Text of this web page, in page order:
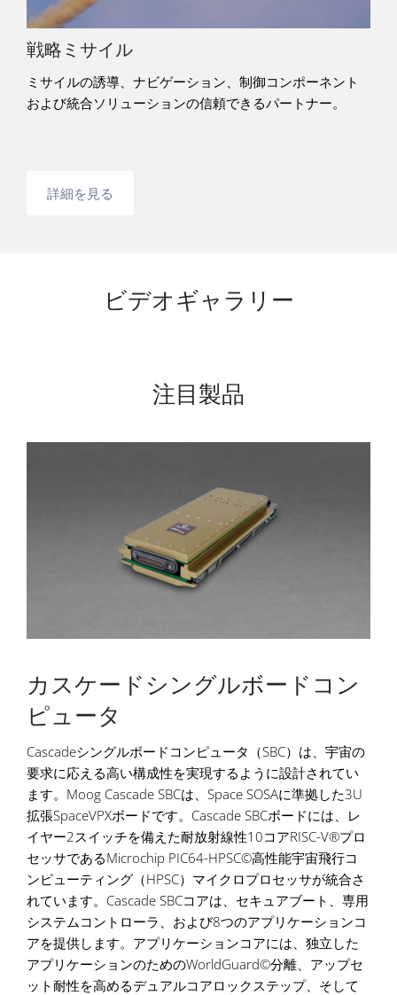
戦略ミサイル
ミサイルの誘導、ナビゲーション、制御コンポーネント
および統合ソリューションの信頼できるパートナー。
詳細を見る
ビデオギャラリー
注目製品
カスケードシングルボードコン
ピュータ
Cascadeシングルボードコンピュータ（SBC）は、宇宙の
要求に応える高い構成性を実現するように設計されてい
ます。Moog Cascade SBCは、Space SOSAに準拠した3U
拡張SpaceVPXボードです。Cascade SBCボードには、レ
イヤー2スイッチを備えた耐放射線性10コアRISC-V®プロ
セッサであるMicrochip PIC64-HPSC©高性能宇宙飛行コ
ンピューティング（HPSC）マイクロプロセッサが統合さ
れています。Cascade SBCコアは、セキュアブート、専用
システムコントローラ、および8つのアプリケーションコ
アを提供します。アプリケーションコアには、独立した
アプリケーションのためのWorldGuard©分離、アップセ
ット耐性を高めるデュアルコアロックステップ、そして